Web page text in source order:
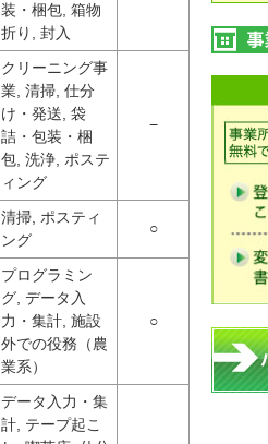
装・梱包, 箱物
折り, 封入
クリーニング事
業, 清掃, 仕分
け・発送, 袋
詰・包装・梱
包, 洗浄, ポステ
ィング
−
清掃, ポスティ
ング
○
プログラミン
グ, データ入
力・集計, 施設
外での役務（農
業系）
○
データ入力・集
計, テープ起こ